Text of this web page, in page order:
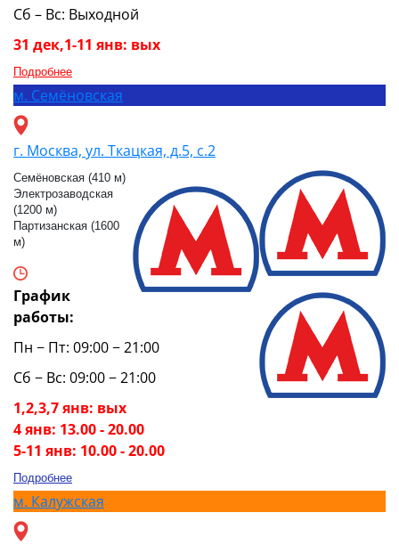
Сб – Вс: Выходной
31 дек,1-11 янв: вых
Подробнее
м. Семёновская
г. Москва, ул. Ткацкая, д.5, с.2
Семёновская (410 м)
Электрозаводская
(1200 м)
Партизанская (1600
м)
График
работы:
Пн − Пт: 09:00 − 21:00
Сб − Вс: 09:00 − 21:00
1,2,3,7 янв: вых
4 янв: 13.00 - 20.00
5-11 янв: 10.00 - 20.00
Подробнее
м. Калужская